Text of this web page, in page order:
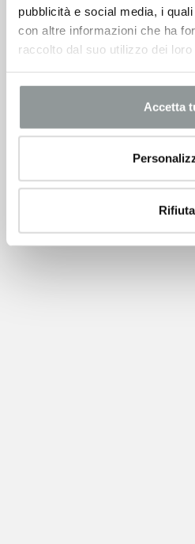
pubblicità e social media, i
con altre informazioni che ha
raccolto dal suo utilizzo dei
Accetta
Rifiuta
VEDI